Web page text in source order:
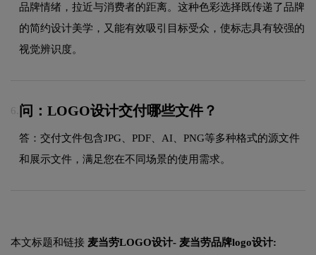
品牌情绪，拉近与消费者的距离。这种色彩选择既传递了品牌
的简约设计美学，又能有效吸引目标受众，使标志具有较强的
视觉辨识度。
6. 问：LOGO设计交付哪些文件？
答：交付文件包含JPG、PDF、AI、PNG等多种格式的源文件
和展示文件，满足您在不同场景的使用需求。
本文标题和链接 麦当劳LOGO设计- 麦当劳品牌logo设计: